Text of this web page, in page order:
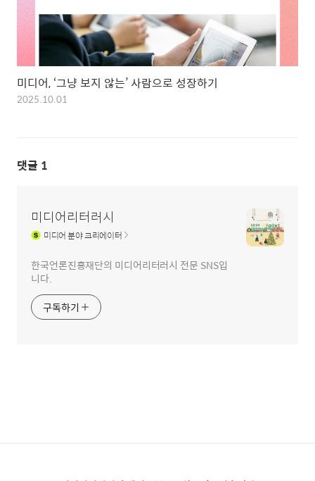
미디어, ‘그냥 보지 않는’ 사람으로 성장하기
2025.10.01
댓글 1
미디어리터러시
미디어분야 크리에이터
한국언론진흥재단의 미디어리터러시 전문 SNS입
니다.
구독하기